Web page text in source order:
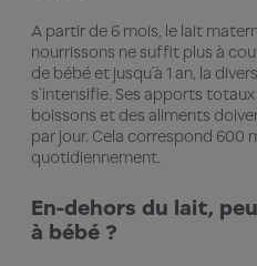
A partir de 6 mois, le lait
nourrissons ne suffit plus à
de bébé et jusqu’à 1 an, la
s’intensifie. Ses apports
boissons et des aliments
par jour. Cela correspond 600
quotidiennement.
En-dehors du lait,
à bébé ?